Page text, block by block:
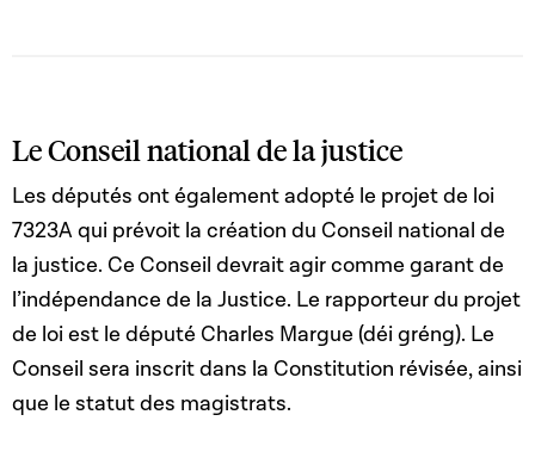
Le Conseil national de la justice
Les députés ont également adopté le projet de loi
7323A qui prévoit la création du Conseil national de
la justice. Ce Conseil devrait agir comme garant de
l’indépendance de la Justice. Le rapporteur du projet
de loi est le député Charles Margue (déi gréng). Le
Conseil sera inscrit dans la Constitution révisée, ainsi
que le statut des magistrats.